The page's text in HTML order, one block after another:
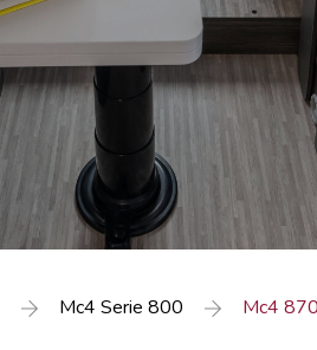
Mc4 Serie 800 Mc4 870